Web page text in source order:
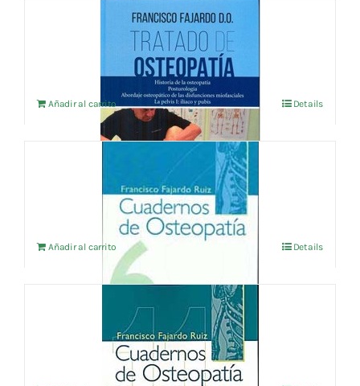
TRATADO DE OSTEOPATIA VOL 1
IVA no incluído
Añadir al carrito Details
CUADERNOS DE OSTEOPATIA Vol.6
IVA no incluído
Añadir al carrito Details
CUADERNOS DE OSTEOPATIA vol.11
IVA no incluído